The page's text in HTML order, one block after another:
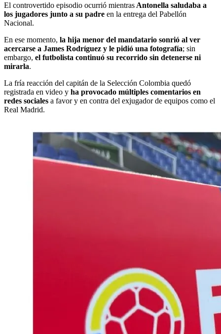
El controvertido episodio ocurrió mientras Antonella saludaba a
los jugadores junto a su padre en la entrega del Pabellón
Nacional.
En ese momento, la hija menor del mandatario sonrió al ver
acercarse a James Rodríguez y le pidió una fotografía; sin
embargo, el futbolista continuó su recorrido sin detenerse ni
mirarla.
La fría reacción del capitán de la Selección Colombia quedó
registrada en video y ha provocado múltiples comentarios en
redes sociales a favor y en contra del exjugador de equipos como el
Real Madrid.